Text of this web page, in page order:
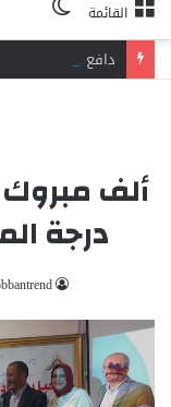
القائمة
ألف
درجة